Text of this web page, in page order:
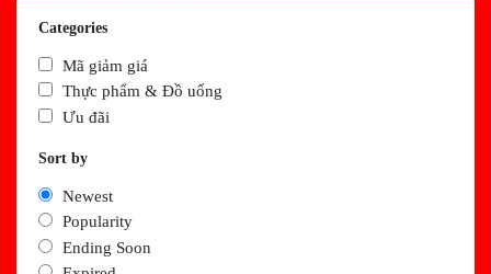
Categories
Mã giảm giá
Thực phẩm & Đồ uống
Ưu đãi
Sort by
Newest
Popularity
Ending Soon